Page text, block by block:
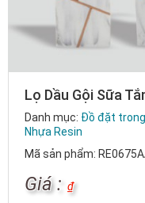
Lọ Dầu Gội Sữa
Danh mục: Đồ đặt
Nhựa Resin
Mã sản phẩm:
Giá : ₫